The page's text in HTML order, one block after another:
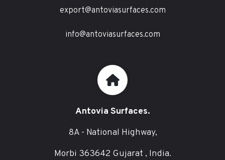
export@antoviasurfaces.com
info@antoviasurfaces.com
Antovia Surfaces.
8A - National Highway,
Morbi 363642 Gujarat , India.